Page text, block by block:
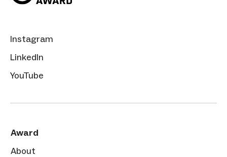
Instagram
LinkedIn
YouTube
Award
About